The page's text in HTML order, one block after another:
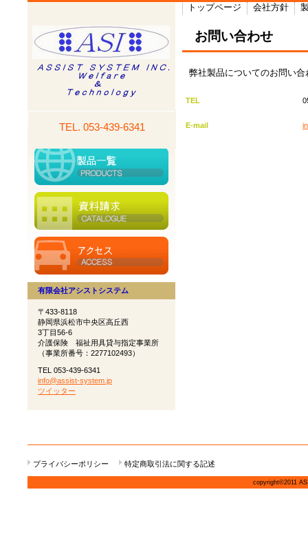
TEL. 053-439-6341
お問い合わせ
弊社製品についてのお問い
TEL
E-mail
トップページ 会社方針
有限会社アシストシステム
〒433-8118
静岡県浜松市中央区高丘西
3丁目56-6
介護保険 福祉用具貸与指定事業所
（事業所番号：2277102493）
TEL 053-439-6341
info@assist-system.jp
ツイッター
copyright©2011
プライバシーポリシー 特定商取引法に関する記述